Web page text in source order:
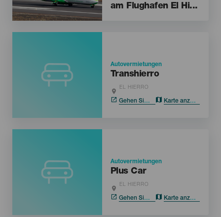
am Flughafen El Hi...
Autovermietungen
Transhierro
EL HIERRO
Gehen Sie ins WebKarte anzeigen
Autovermietungen
Plus Car
EL HIERRO
Gehen Sie ins WebKarte anzeigen